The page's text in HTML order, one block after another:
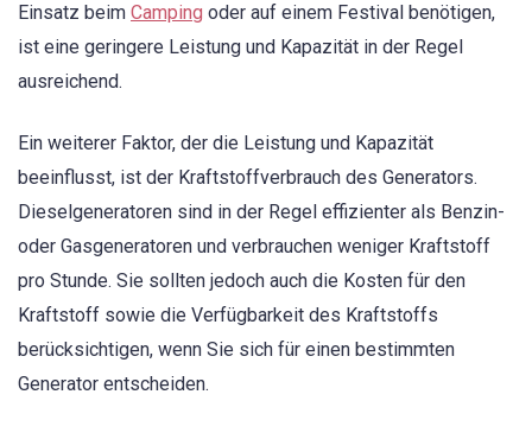
Einsatz beim Camping oder auf einem Festival benötigen,
ist eine geringere Leistung und Kapazität in der Regel
ausreichend.
Ein weiterer Faktor, der die Leistung und Kapazität
beeinflusst, ist der Kraftstoffverbrauch des Generators.
Dieselgeneratoren sind in der Regel effizienter als Benzin-
oder Gasgeneratoren und verbrauchen weniger Kraftstoff
pro Stunde. Sie sollten jedoch auch die Kosten für den
Kraftstoff sowie die Verfügbarkeit des Kraftstoffs
berücksichtigen, wenn Sie sich für einen bestimmten
Generator entscheiden.